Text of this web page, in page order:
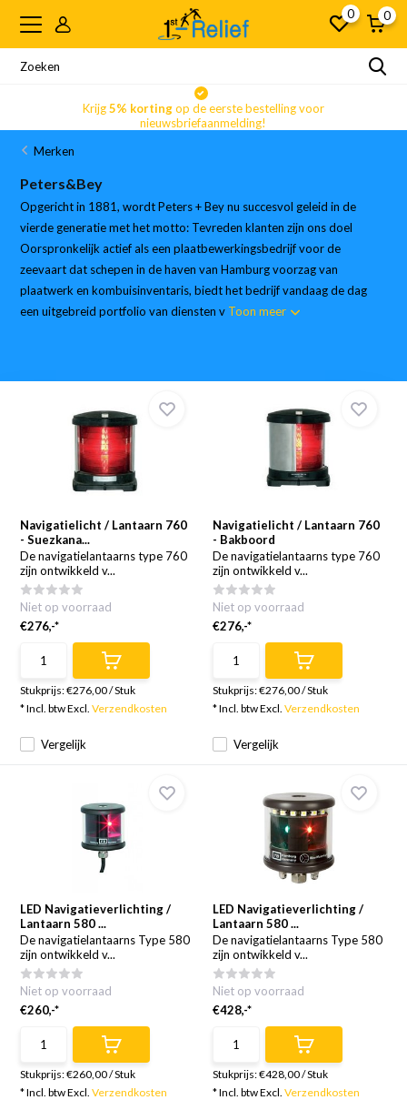
0 0
Krijg5% kortingop de eerste bestelling voor
nieuwsbriefaanmelding!
Merken
Peters&Bey
Opgericht in 1881, wordt Peters + Bey nu succesvol geleid in de
vierde generatie met het motto: Tevreden klanten zijn ons doel
Oorspronkelijk actief als een plaatbewerkingsbedrijf voor de
zeevaart dat schepen in de haven van Hamburg voorzag van
plaatwerk en kombuisinventaris, biedt het bedrijf vandaag de dag
een uitgebreid portfolio van diensten v Toon meer
Navigatielicht / Lantaarn 760
- Suezkana...
De navigatielantaarns type 760
zijn ontwikkeld v...
Vergelijk
Niet op voorraad
€276,-*
Stukprijs:€276,00/Stuk
* Incl. btw Excl.Verzendkosten
Navigatielicht / Lantaarn 760
- Bakboord
De navigatielantaarns type 760
zijn ontwikkeld v...
Vergelijk
Niet op voorraad
€276,-*
Stukprijs:€276,00/Stuk
* Incl. btw Excl. Verzendkosten
LED Navigatieverlichting /
Lantaarn 580 ...
De navigatielantaarns Type 580
zijn ontwikkeld v...
Niet op voorraad
€260,-*
Stukprijs:€260,00/Stuk
* Incl. btw Excl.Verzendkosten
LED Navigatieverlichting /
Lantaarn 580 ...
De navigatielantaarns Type 580
zijn ontwikkeld v...
Niet op voorraad
€428,-*
Stukprijs:€428,00/Stuk
* Incl. btw Excl. Verzendkosten